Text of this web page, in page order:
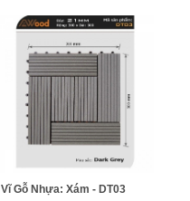
Vĩ Gỗ Nhựa: Xám - DT03